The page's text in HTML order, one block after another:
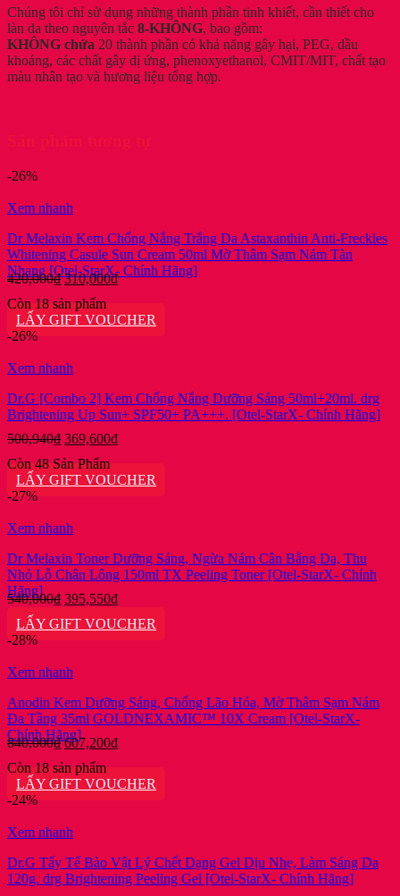
Chúng tôi chỉ sử dụng những thành phần tinh khiết, cần thiết cho
làn da theo nguyên tắc 8-KHÔNG, bao gồm:
KHÔNG chứa 20 thành phần có khả năng gây hại, PEG, dầu
khoáng, các chất gây dị ứng, phenoxyethanol, CMIT/MIT, chất tạo
màu nhân tạo và hương liệu tổng hợp.
-26%
Xem nhanh
Dr Melaxin Kem Chống Nắng Trắng Da Astaxanthin Anti-Freckles
Whitening Casule Sun Cream 50ml Mờ Thâm Sạm Nám Tàn
Nhang [Otel-StarX- Chính Hãng]
420,000₫Giá
là:
420,000₫.
310,000₫Giá
là:
Còn 18 sản phẩm
LẤY GIFT VOUCHER
-26%
Xem nhanh
Dr.G [Combo 2] Kem Chống Nắng Dưỡng Sáng 50ml+20ml. drg
Brightening Up Sun+ SPF50+ PA+++. [Otel-StarX- Chính Hãng]
500,940₫ Giá
là:
500,940₫.
369,600₫Giá
là:
Còn 48 Sản Phẩm
LẤY GIFT VOUCHER
-27%
Xem nhanh
Dr Melaxin Toner Dưỡng Sáng, Ngừa Nám Cân Bằng Da, Thu
Nhỏ Lỗ Chân Lông 150ml TX Peeling Toner [Otel-StarX- Chính
Hãng]
540,000₫ Giá
là:
395,550₫Giá
tại
LẤY GIFT VOUCHER
-28%
Xem nhanh
Anodin Kem Dưỡng Sáng, Chống Lão Hóa, Mờ Thâm Sạm Nám
Đa Tầng 35ml GOLDNEXAMIC™ 10X Cream [Otel-StarX-
Chính Hãng]
840,000₫Giá
là:
840,000₫.
607,200₫Giá
là:
Còn 18 sản phẩm
LẤY GIFT VOUCHER
-24%
Xem nhanh
Dr.G Tẩy Tế Bào Vật Lý Chết Dạng Gel Dịu Nhẹ, Làm Sáng Da
120g. drg Brightening Peeling Gel [Otel-StarX- Chính Hãng]